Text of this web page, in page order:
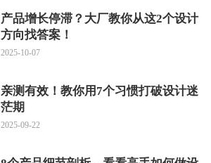
产品增长停滞？大厂教你从这2个设计
方向找答案！
2025-10-07
亲测有效！教你用7个习惯打破设计迷
茫期
2025-09-22